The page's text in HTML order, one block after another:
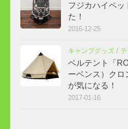
フジカハイペッ
た！
2016-12-25
キャンプグッズ / テ
ベルテント「
ーベンス）クロ
が気になる！
2017-01-16